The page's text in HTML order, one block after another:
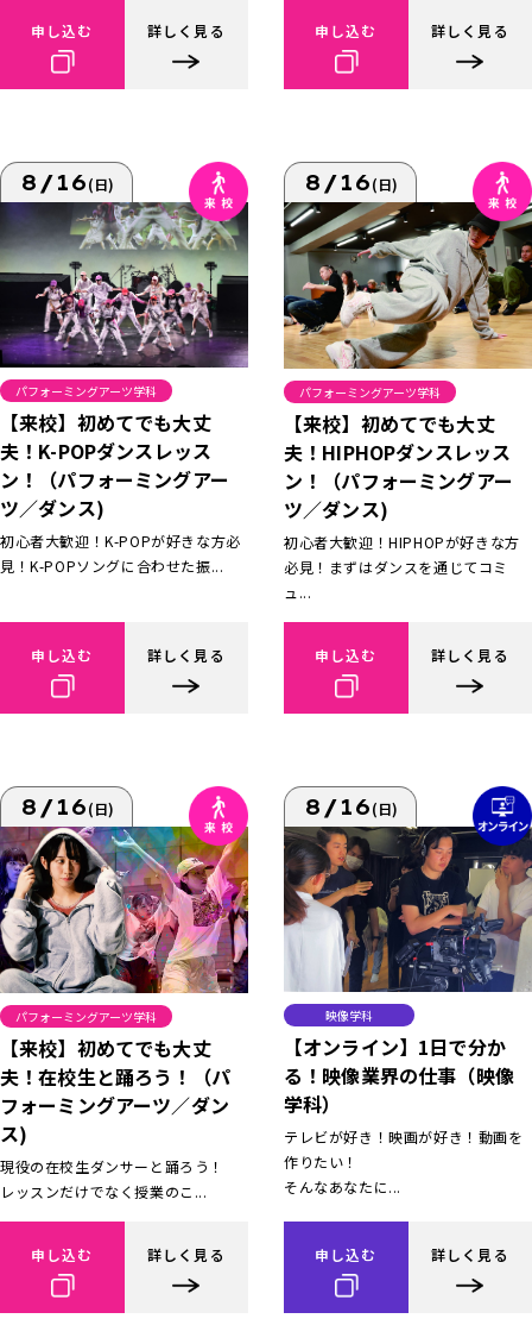
申し込む 詳しく見る 申し込む 詳しく見る
8/16(日)
パフォーミングアーツ学科
【来校】初めてでも大丈
夫！K-POPダンスレッス
ン！（パフォーミングアー
ツ／ダンス)
初心者大歓迎！K-POPが好きな方必
見！K-POPソングに合わせた振...
申し込む 詳しく見る
8/16(日)
パフォーミングアーツ学科
【来校】初めてでも大丈
夫！HIPHOPダンスレッス
ン！（パフォーミングアー
ツ／ダンス)
初心者大歓迎！HIPHOPが好きな方
必見！まずはダンスを通じてコミ
ュ...
申し込む 詳しく見る
8/16(日)
パフォーミングアーツ学科
【来校】初めてでも大丈
夫！在校生と踊ろう！（パ
フォーミングアーツ／ダン
ス)
現役の在校生ダンサーと踊ろう！
レッスンだけでなく授業のこ...
申し込む 詳しく見る
8/16(日)
映像学科
【オンライン】1日で分か
る！映像業界の仕事（映像
学科）
テレビが好き！映画が好き！動画を
作りたい！
そんなあなたに...
申し込む 詳しく見る